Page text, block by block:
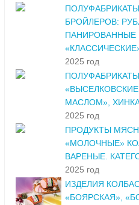
БРОЙЛЕРОВ:
ПАНИРОВАННЫЕ
2025 год
МАСЛОМ»,
2025 год
ПРОДУКТЫ
«МОЛОЧНЫЕ»
ВАРЕНЫЕ.
2025 год
ИЗДЕЛИЯ
«БОЯРСКАЯ»,